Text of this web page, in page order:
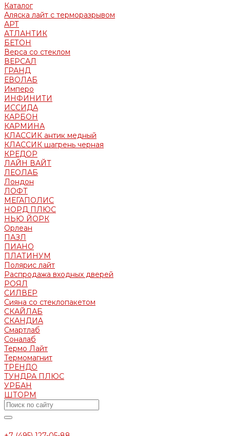
Каталог
Аляска лайт с терморазрывом
АРТ
АТЛАНТИК
БЕТОН
Верса со стеклом
ВЕРСАЛ
ГРАНД
ЕВОЛАБ
Имперо
ИНФИНИТИ
ИССИДА
КАРБОН
КАРМИНА
КЛАССИК антик медный
КЛАССИК шагрень черная
КРЕДОР
ЛАЙН ВАЙТ
ЛЕОЛАБ
Лондон
ЛОФТ
МЕГАПОЛИС
НОРД ПЛЮС
НЬЮ ЙОРК
Орлеан
ПАЗЛ
ПИАНО
ПЛАТИНУМ
Полярис лайт
Распродажа входных дверей
РОЯЛ
СИЛВЕР
Сияна со стеклопакетом
СКАЙЛАБ
СКАНДИA
Смартлаб
Соналаб
Термо Лайт
Термомагнит
ТРЕНДО
ТУНДРА ПЛЮС
УРБАН
ШТОРМ